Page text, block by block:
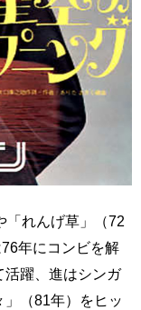
「れんげ草」（72
年にコンビを解
活躍、進はシンガ
（81年）をヒッ